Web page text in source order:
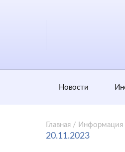
Новости
Главная / Информация
20.11.2023